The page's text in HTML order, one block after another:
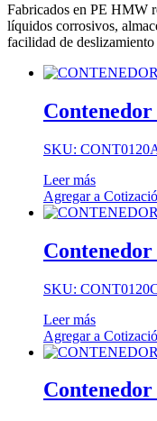
Fabricados en PE HMW
líquidos corrosivos,
facilidad de deslizamiento
SKU:
Leer más
Agregar a
SKU:
Leer más
Agregar a